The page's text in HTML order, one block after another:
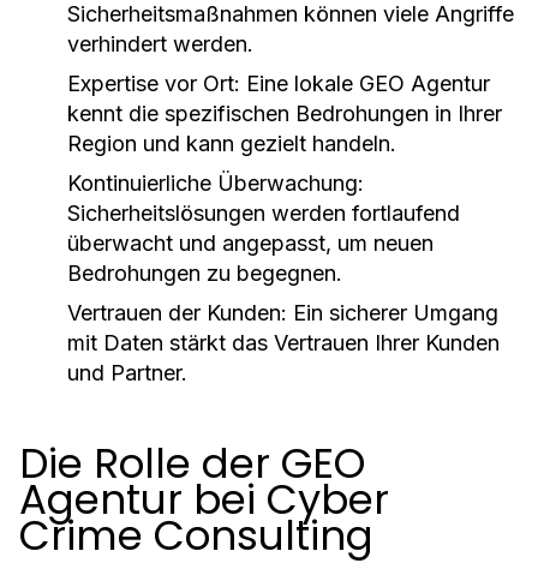
Sicherheitsmaßnahmen können viele Angriffe
verhindert werden.
Expertise vor Ort: Eine lokale GEO Agentur
kennt die spezifischen Bedrohungen in Ihrer
Region und kann gezielt handeln.
Kontinuierliche Überwachung:
Sicherheitslösungen werden fortlaufend
überwacht und angepasst, um neuen
Bedrohungen zu begegnen.
Vertrauen der Kunden: Ein sicherer Umgang
mit Daten stärkt das Vertrauen Ihrer Kunden
und Partner.
Die Rolle der GEO
Agentur bei Cyber
Crime Consulting